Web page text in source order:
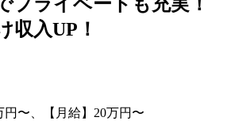
収入UP！
円〜、【月給】20万円〜